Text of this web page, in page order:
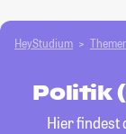
HeyStudium
Politik
Hier findest